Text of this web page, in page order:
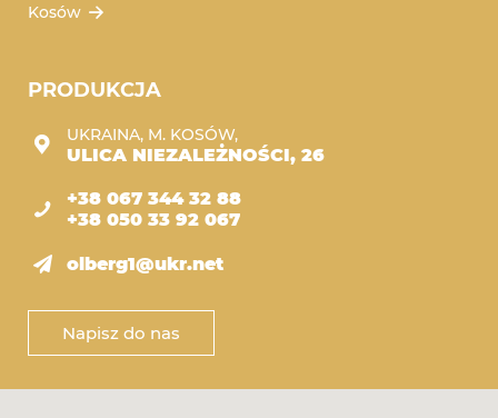
Kosów
PRODUKCJA
UKRAINA, M. KOSÓW,
ULICA NIEZALEŻNOŚCI, 26
+38 067 344 32 88
+38 050 33 92 067
olberg1@ukr.net
Napisz do nas